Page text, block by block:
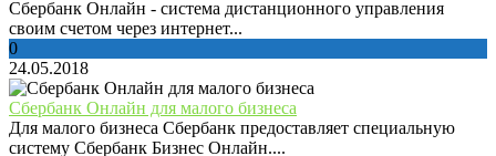
Сбербанк Онлайн - система дистанционного управления
своим счетом через интернет...
0
24.05.2018
Сбербанк Онлайн для малого бизнеса
Для малого бизнеса Сбербанк предоставляет специальную
систему Сбербанк Бизнес Онлайн....